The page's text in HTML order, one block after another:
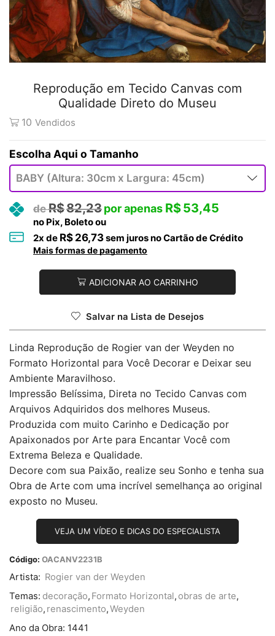
Reprodução em Tecido Canvas com
Qualidade Direto do Museu
10 Vendidos
Tamanho
R$82,23 R$53,45
no Pix, Boleto ou
2x de R$ 26,73sem juros no Cartão de Crédito
Mais formas de pagamento
ADICIONAR AO CARRINHO
Salvar na Lista de Desejos
Linda Reprodução de Rogier van der Weyden no
Formato Horizontal para Você Decorar e Deixar seu
Ambiente Maravilhoso.
Impressão Belíssima, Direta no Tecido Canvas com
Arquivos Adquiridos dos melhores Museus.
Produzida com muito Carinho e Dedicação por
Apaixonados por Arte para Encantar Você com
Extrema Beleza e Qualidade.
Decore com sua Paixão, realize seu Sonho e tenha sua
Obra de Arte com uma incrível semelhança ao original
exposto no Museu.
VEJA UM VÍDEO E DICAS DO ESPECIALISTA
Código: OACANV2231B
Artista: Rogier van der Weyden
Temas: decoração, Formato Horizontal, obras de arte,
religião, renascimento,Weyden
Ano da Obra: 1441